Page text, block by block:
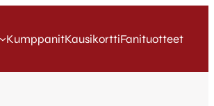
KumppanitKausikorttiFanituotteet